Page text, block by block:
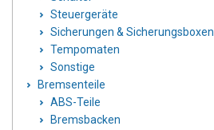
Steuergeräte
Sicherungen & Sicherungsboxen
Tempomaten
Sonstige
Bremsenteile
ABS-Teile
Bremsbacken